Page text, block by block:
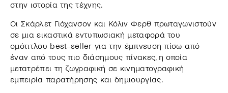
στην ιστορία της τέχνης.
Οι Σκάρλετ Γιόχανσον και Κόλιν Φερθ πρωταγωνιστούν
σε μια εικαστικά εντυπωσιακή μεταφορά του
ομότιτλου best-seller για την έμπνευση πίσω από
έναν από τους πιο διάσημους πίνακες, η οποία
μετατρέπει τη ζωγραφική σε κινηματογραφική
εμπειρία παρατήρησης και δημιουργίας.